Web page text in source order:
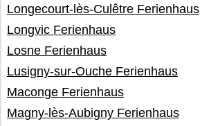
Longecourt-lès-Culêtre Ferienhaus
Longvic Ferienhaus
Losne Ferienhaus
Lusigny-sur-Ouche Ferienhaus
Maconge Ferienhaus
Magny-lès-Aubigny Ferienhaus